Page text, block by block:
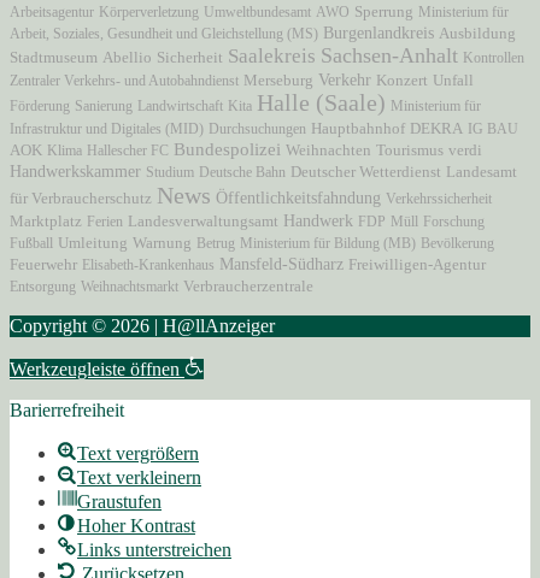
Arbeitsagentur Körperverletzung Umweltbundesamt AWO Sperrung Ministerium für
Arbeit, Soziales, Gesundheit und Gleichstellung (MS) Burgenlandkreis Ausbildung
Stadtmuseum Abellio Sicherheit Saalekreis Sachsen-Anhalt Kontrollen
Zentraler Verkehrs- und Autobahndienst Merseburg Verkehr Konzert Unfall
Förderung Sanierung Landwirtschaft Kita Halle (Saale) Ministerium für
Infrastruktur und Digitales (MID) Durchsuchungen Hauptbahnhof DEKRA IG BAU
AOK Klima Hallescher FC Bundespolizei Weihnachten Tourismus verdi
Handwerkskammer Studium Deutsche Bahn Deutscher Wetterdienst Landesamt
für Verbraucherschutz News Öffentlichkeitsfahndung Verkehrssicherheit
Marktplatz Ferien Landesverwaltungsamt Handwerk FDP Müll Forschung
Fußball Umleitung Warnung Betrug Ministerium für Bildung (MB) Bevölkerung
Feuerwehr Elisabeth-Krankenhaus Mansfeld-Südharz Freiwilligen-Agentur
Entsorgung Weihnachtsmarkt Verbraucherzentrale
Copyright © 2026 | H@llAnzeiger
Werkzeugleiste öffnen
Barierrefreiheit
Text vergrößern
Text verkleinern
Graustufen
Hoher Kontrast
Links unterstreichen
Zurücksetzen